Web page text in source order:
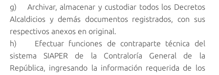
g) Archivar, almacenar y custodiar todos los Decretos
Alcaldicios y demás documentos registrados, con sus
respectivos anexos en original.
h) Efectuar funciones de contraparte técnica del
sistema SIAPER de la Contraloría General de la
República, ingresando la información requerida de los